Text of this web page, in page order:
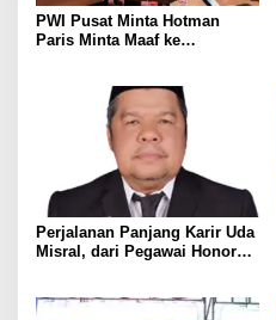
PWI Pusat Minta Hotman
Paris Minta Maaf ke
Perjalanan Panjang Karir Uda
Misral, dari Pegawai Honorer
Eselon III